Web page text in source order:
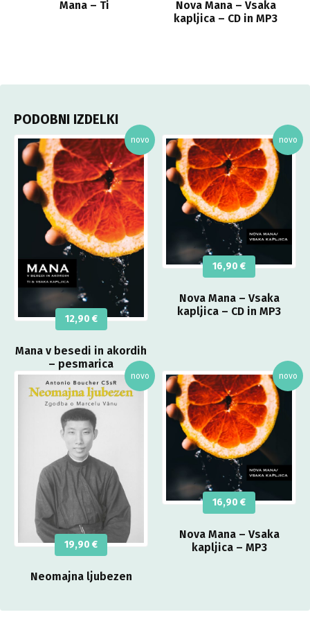
Mana – Ti
Nova Mana – Vsaka
kapljica – CD in MP3
PODOBNI IZDELKI
Mana v besedi in akordih
– pesmarica
12,90 €
Nova Mana – Vsaka
kapljica – CD in MP3
16,90 €
Neomajna ljubezen
19,90 €
Nova Mana – Vsaka
kapljica – MP3
16,90 €